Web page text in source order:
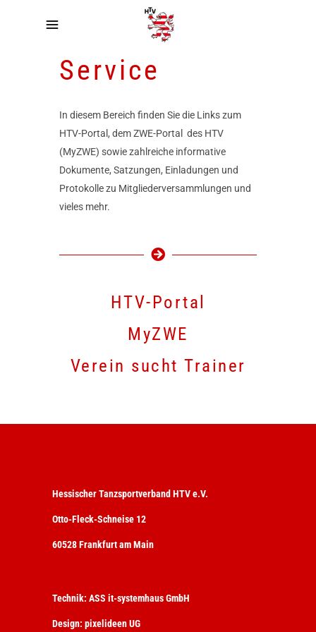
Service
In diesem Bereich finden Sie die Links zum
HTV-Portal, dem ZWE-Portal des HTV
(MyZWE) sowie zahlreiche informative
Dokumente, Satzungen, Einladungen und
Protokolle zu Mitgliederversammlungen und
vieles mehr.
HTV-Portal
MyZWE
Verein sucht Trainer
Hessischer Tanzsportverband HTV e.V.
Otto-Fleck-Schneise 12
60528 Frankfurt am Main
Technik: ASS it-systemhaus GmbH
Design: pixelideen UG